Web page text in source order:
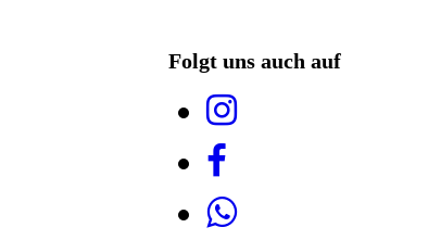
Folgt uns auch auf